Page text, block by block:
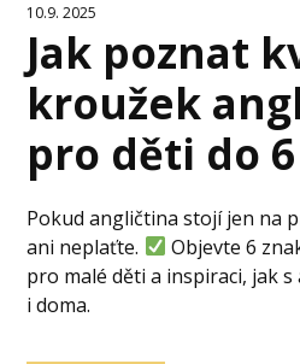
10.9. 2025
Jak poznat
kroužek
pro děti do
Pokud angličtina stojí jen na
ani neplaťte.
Objevte 6
pro malé děti a inspiraci, jak
i doma.